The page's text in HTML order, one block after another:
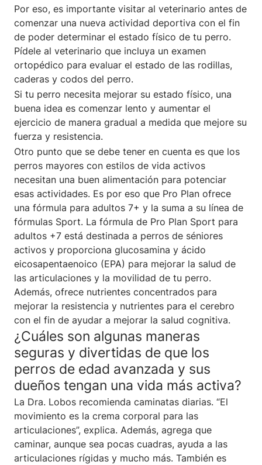
Por eso, es importante visitar al veterinario antes de
comenzar una nueva actividad deportiva con el fin
de poder determinar el estado físico de tu perro.
Pídele al veterinario que incluya un examen
ortopédico para evaluar el estado de las rodillas,
caderas y codos del perro.
Si tu perro necesita mejorar su estado físico, una
buena idea es comenzar lento y aumentar el
ejercicio de manera gradual a medida que mejore su
fuerza y resistencia.
Otro punto que se debe tener en cuenta es que los
perros mayores con estilos de vida activos
necesitan una buen alimentación para potenciar
esas actividades. Es por eso que Pro Plan ofrece
una fórmula para adultos 7+ y la suma a su línea de
fórmulas Sport. La fórmula de Pro Plan Sport para
adultos +7 está destinada a perros de séniores
activos y proporciona glucosamina y ácido
eicosapentaenoico (EPA) para mejorar la salud de
las articulaciones y la movilidad de tu perro.
Además, ofrece nutrientes concentrados para
mejorar la resistencia y nutrientes para el cerebro
con el fin de ayudar a mejorar la salud cognitiva.
¿Cuáles son algunas maneras
seguras y divertidas de que los
perros de edad avanzada y sus
dueños tengan una vida más activa?
La Dra. Lobos recomienda caminatas diarias. “El
movimiento es la crema corporal para las
articulaciones”, explica. Además, agrega que
caminar, aunque sea pocas cuadras, ayuda a las
articulaciones rígidas y mucho más. También es